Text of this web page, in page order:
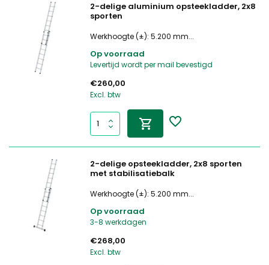
2-delige aluminium opsteekladder, 2x8
sporten
Werkhoogte (±): 5.200 mm...
Op voorraad
Levertijd wordt per mail bevestigd
€260,00
Excl. btw
2-delige opsteekladder, 2x8 sporten
met stabilisatiebalk
Werkhoogte (±): 5.200 mm...
Op voorraad
3-8 werkdagen
€268,00
Excl. btw